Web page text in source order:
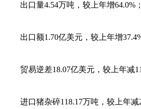
出口量4.54万吨，较上年增64.0%；
出口额1.70亿美元，较上年增
贸易逆差18.07亿美元，较上年减
进口猪杂碎118.17万吨，较上年减